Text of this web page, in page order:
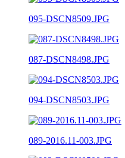
095-DSCN8509.JPG
087-DSCN8498.JPG
094-DSCN8503.JPG
089-2016.11-003.JPG